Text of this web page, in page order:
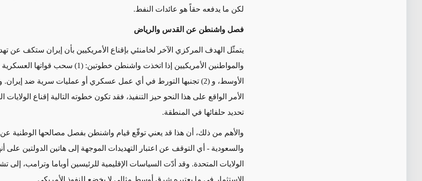
لكن ما يدفعه حقاً هو عائدات النفط.
فصل واشنطن عن القدس والرياض
يتمثّل الهدف المركزي الآخر لخامنئي بإقناع الأمريكيين بأن إيران ستكف عن
والمواطنين الأمريكيين إذا اتخذت واشنطن خطوتين: (1)
الأوسط، و (2) تجنبها التورط في أي عمل عسكري أو عمليات سرية ضد إيران.
الأمر الواقع على هذا النحو حيز التنفيذ، فقد تكون خطوته التالية إقناع الولايات
تحديد حلفائها في المنطقة.
والأهم من ذلك، أن هذا قد يعني توقّع قيام واشنطن بفصل مصالحها الوطنية
والسعودية - أي التوقف عن اعتبار التهديدات الموجهة إلى هاتين الدولتين على
الولايات المتحدة. وقد أدّت السياسات الإقليمية للرئيسين أوباما وترامب، إلى
الاستثمار في ما يعتبره شرق أوسط مثالي لا يخضع للنفوذ الأمريكي.